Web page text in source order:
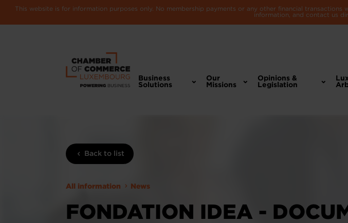
This website is for information purposes only. No membership payments or any other financial
information, and contact us
Business
Solutions
Our
Missions
Opinions &
Legislation
Back to list
All information News
FONDATION IDEA -